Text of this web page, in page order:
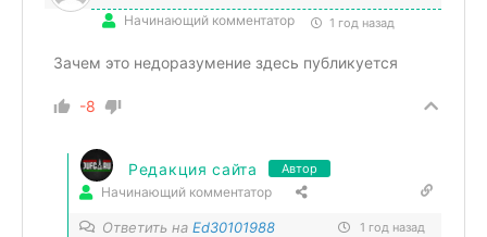
Начинающий комментатор 1 год назад
Зачем это недоразумение здесь публикуется
-8
Редакция сайта Автор
Начинающий комментатор
Ответить на Ed30101988 1 год назад